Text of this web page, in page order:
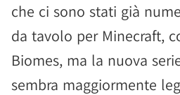
che ci sono stati già
da tavolo per Minecraft,
Biomes, ma la nuova
sembra maggiormente